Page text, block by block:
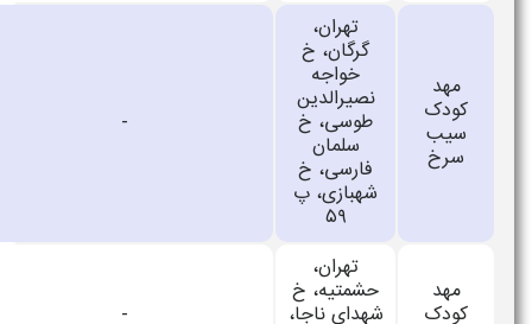
مهد
کودک
سیب
سرخ
تهران،
گرگان، خ
خواجه
نصیرالدین
طوسی، خ
سلمان
فارسی، خ
شهبازی، پ
مهد
کودک
تهران،
حشمتیه، خ
شهدای ناجا،